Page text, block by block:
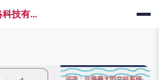
上海越方扬网络科技有限公司